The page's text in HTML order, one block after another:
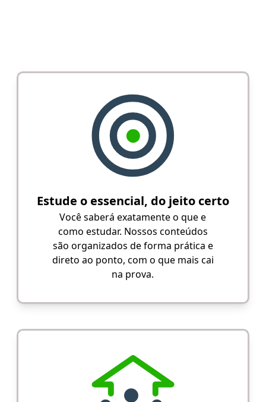
Estude o essencial, do jeito certo
Você saberá exatamente o que e
como estudar. Nossos conteúdos
são organizados de forma prática e
direto ao ponto, com o que mais cai
na prova.